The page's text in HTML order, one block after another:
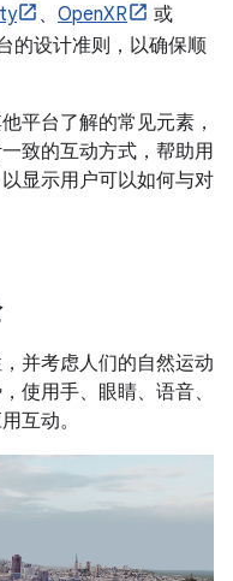
、 OpenXR
或
的设计准则，以确保顺
平台了解的常见元素，
致的互动方式，帮助用
显示用户可以如何与对
并考虑人们的自然运动
使用手、眼睛、语音、
互动。